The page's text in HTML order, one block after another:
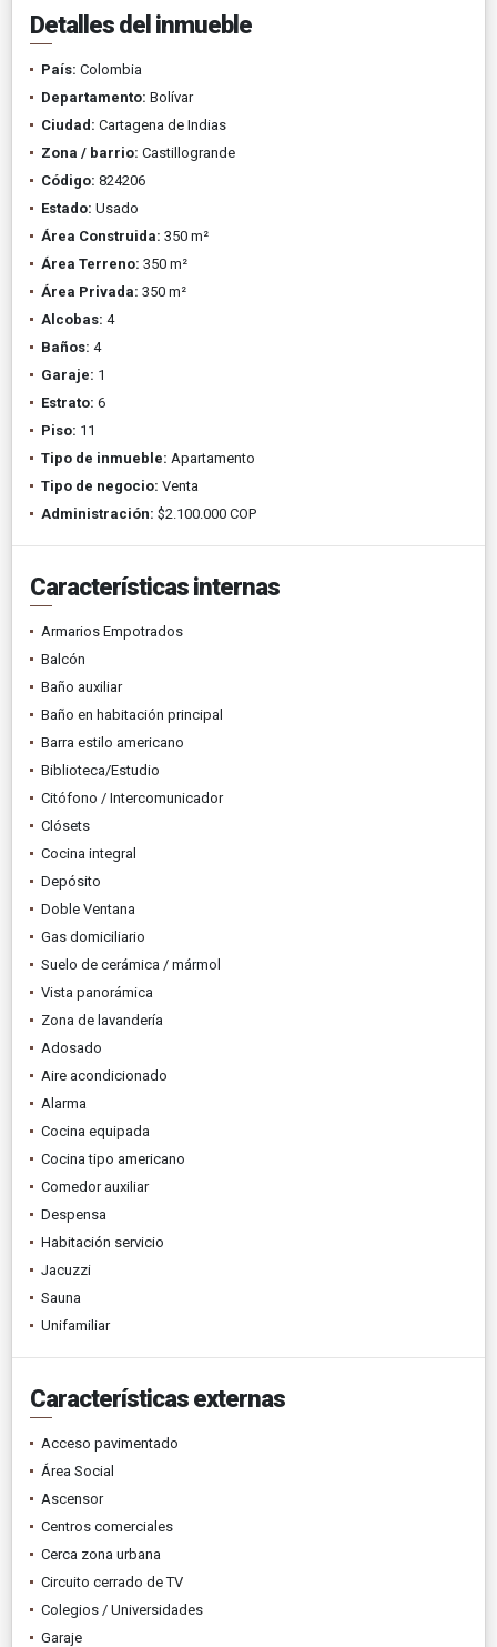
Detalles del inmueble
País: Colombia
Departamento: Bolívar
Ciudad: Cartagena de Indias
Zona / barrio: Castillogrande
Código: 824206
Estado: Usado
Área Construida: 350 m²
Área Terreno: 350 m²
Área Privada: 350 m²
Alcobas: 4
Baños: 4
Garaje: 1
Estrato: 6
Piso: 11
Tipo de inmueble: Apartamento
Tipo de negocio: Venta
Administración: $2.100.000 COP
Características internas
Armarios Empotrados
Balcón
Baño auxiliar
Baño en habitación principal
Barra estilo americano
Biblioteca/Estudio
Citófono / Intercomunicador
Clósets
Cocina integral
Depósito
Doble Ventana
Gas domiciliario
Suelo de cerámica / mármol
Vista panorámica
Zona de lavandería
Adosado
Aire acondicionado
Alarma
Cocina equipada
Cocina tipo americano
Comedor auxiliar
Despensa
Habitación servicio
Jacuzzi
Sauna
Unifamiliar
Características externas
Acceso pavimentado
Área Social
Ascensor
Centros comerciales
Cerca zona urbana
Circuito cerrado de TV
Colegios / Universidades
Garaje